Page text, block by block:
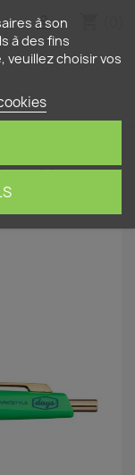

NVBS
à son
à des fins
veuillez choisir vos